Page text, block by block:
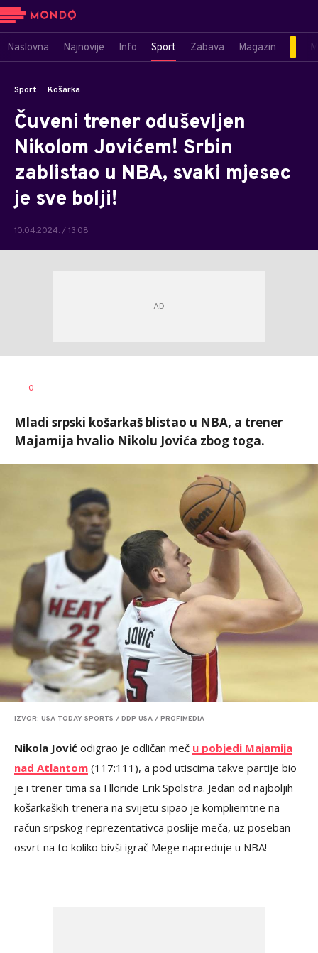
Naslovna Najnovije Info Sport Zabava Magazin
Sport Košarka
Čuveni trener oduševljen
Nikolom Jovićem! Srbin
zablistao u NBA, svaki mjesec
je sve bolji!
10.04.2024. / 13:08
AUTOR
0
Mladi srpski košarkaš blistao u NBA, a trener
Majamija hvalio Nikolu Jovića zbog toga.
IZVOR: USA TODAY SPORTS / DDP USA / PROFIMEDIA
Nikola Jović odigrao je odličan meč u pobjedi Majamija
nad Atlantom (117:111), a pod utiscima takve partije bio
je i trener tima sa Flloride Erik Spolstra. Jedan od najboljih
košarkaških trenera na svijetu sipao je kompliemtne na
račun srpskog reprezentativca poslije meča, uz poseban
osvrt na to koliko bivši igrač Mege napreduje u NBA!